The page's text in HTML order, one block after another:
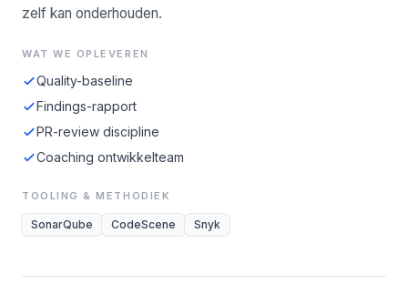
zelf kan onderhouden.
WAT WE OPLEVEREN
Quality-baseline
Findings-rapport
PR-review discipline
Coaching ontwikkelteam
TOOLING & METHODIEK
SonarQube CodeScene Snyk